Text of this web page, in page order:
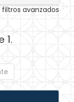
filtros avanzados
1.